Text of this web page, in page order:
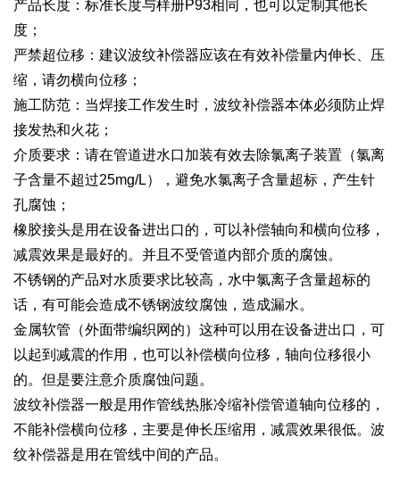
产品长度：标准长度与样册P93相同，也可以定制其他长
度；
严禁超位移：建议波纹补偿器应该在有效补偿量内伸长、压
缩，请勿横向位移；
施工防范：当焊接工作发生时，波纹补偿器本体必须防止焊
接发热和火花；
介质要求：请在管道进水口加装有效去除氯离子装置（氯离
子含量不超过25mg/L），避免水氯离子含量超标，产生针
孔腐蚀；
橡胶接头是用在设备进出口的，可以补偿轴向和横向位移，
减震效果是最好的。并且不受管道内部介质的腐蚀。
不锈钢的产品对水质要求比较高，水中氯离子含量超标的
话，有可能会造成不锈钢波纹腐蚀，造成漏水。
金属软管（外面带编织网的）这种可以用在设备进出口，可
以起到减震的作用，也可以补偿横向位移，轴向位移很小
的。但是要注意介质腐蚀问题。
波纹补偿器一般是用作管线热胀冷缩补偿管道轴向位移的，
不能补偿横向位移，主要是伸长压缩用，减震效果很低。波
纹补偿器是用在管线中间的产品。